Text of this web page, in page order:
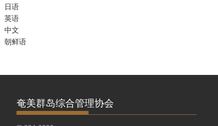
日语
英语
中文
朝鲜语
奄美群岛综合管理协会